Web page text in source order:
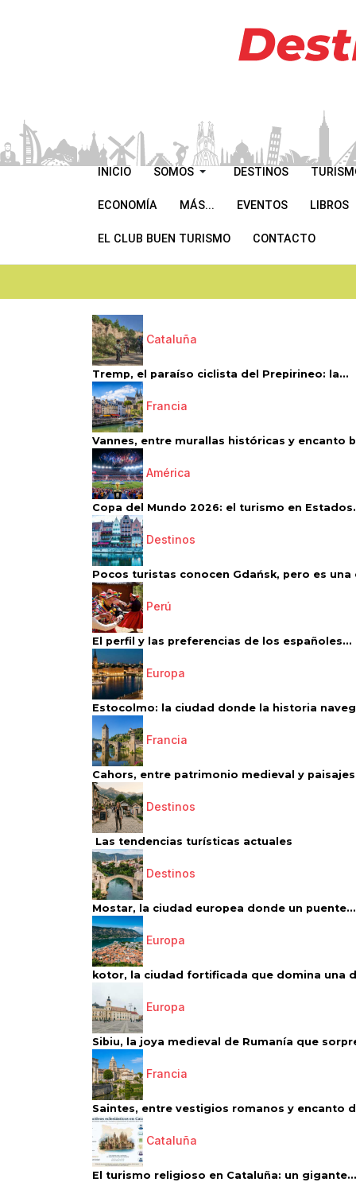
INICIO SOMOS DESTINOS
ECONOMÍA MÁS... EVENTOS LIBROS
EL CLUB BUEN TURISMO CONTACTO
Cataluña
Tremp, el paraíso ciclista del Prepirineo: la...
Francia
Vannes, entre murallas históricas y encanto
América
Copa del Mundo 2026: el turismo en
Destinos
Pocos turistas conocen Gdańsk, pero es una
Perú
El perfil y las preferencias de los españoles...
Europa
Estocolmo: la ciudad donde la historia
Francia
Cahors, entre patrimonio medieval y paisajes
Destinos
Las tendencias turísticas actuales
Destinos
Mostar, la ciudad europea donde un puente...
Europa
kotor, la ciudad fortificada que domina una
Europa
Sibiu, la joya medieval de Rumanía que
Francia
Saintes, entre vestigios romanos y encanto
Cataluña
El turismo religioso en Cataluña: un gigante...